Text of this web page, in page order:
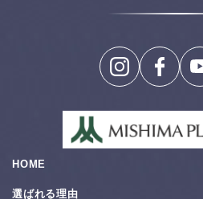
HOME
選ばれる理由